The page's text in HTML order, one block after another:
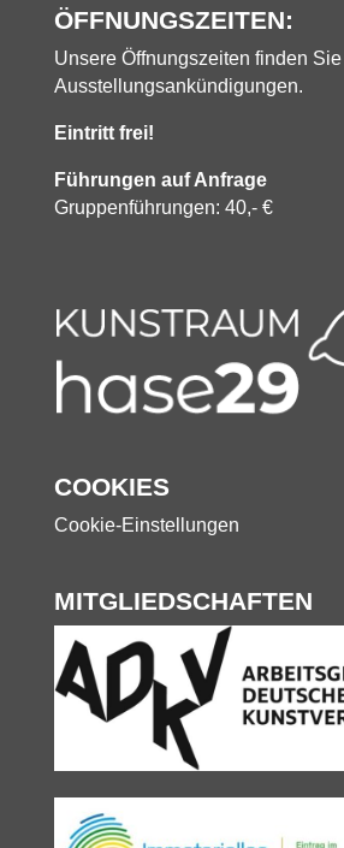
ÖFFNUNGSZEITEN:
Unsere Öffnungszeiten finden
Ausstellungsankündigungen.
Eintritt frei!
Führungen auf Anfrage
Gruppenführungen: 40,- €
COOKIES
Cookie-Einstellungen
MITGLIEDSCHAFTEN